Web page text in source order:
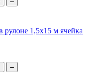
рулоне 1,5х15 м ячейка
–